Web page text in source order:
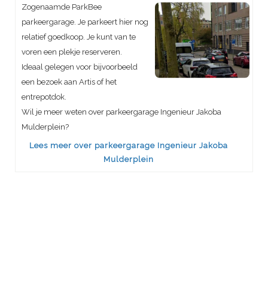
Zogenaamde ParkBee
parkeergarage. Je parkeert hier nog
relatief goedkoop. Je kunt van te
voren een plekje reserveren.
Ideaal gelegen voor bijvoorbeeld
een bezoek aan Artis of het
entrepotdok.
Wil je meer weten over parkeergarage Ingenieur Jakoba
Mulderplein?
Lees meer over parkeergarage Ingenieur Jakoba
Mulderplein